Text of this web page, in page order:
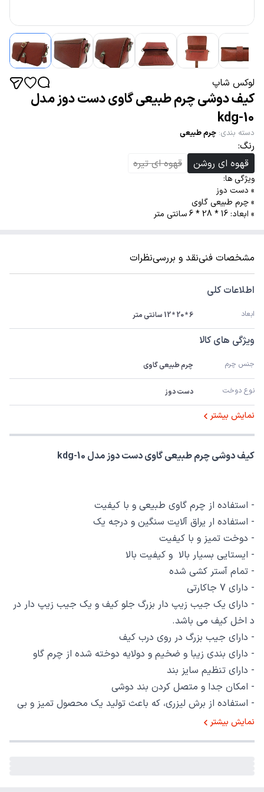
لوکس شاپ
کیف دوشی چرم طبیعی گاوی دست دوز مدل
kdg-10
دسته بندی: چرم طبیعی
رنگ:
قهوه ای روشن
قهوه ای تیره
ویژگی ها:
» دست دوز
» چرم طبیعی گاوی
» ابعاد: 16 * 28 * 6 سانتی متر
مشخصات فنینقد و بررسینظرات
اطلاعات کلی
ابعاد 6 * 20 * 12 سانتی متر
ویژگی های کالا
جنس چرم چرم طبیعی گاوی
نوع دوخت دست دوز
نمایش بیشتر
کیف دوشی چرم طبیعی گاوی دست دوز مدل kdg-10
- استفاده از چرم گاوی طبیعی و با کیفیت
- استفاده ار یراق آلایت سنگین و درجه یک
- دوخت تمیز و با کیفیت
- ایستایی بسیار بالا و کیفیت بالا
- تمام آستر کشی شده
- دارای 7 جاکارتی
- دارای یک جیب زیپ دار بزرگ جلو کیف و یک جیب زیپ دار در
د اخل کیف می باشد.
- دارای جیب بزرگ در روی درب کیف
- دارای بندی زیبا و ضخیم و دولایه دوخته شده از چرم گاو
- دارای تنظیم سایز بند
- امکان جدا و متصل کردن بند دوشی
- استفاده از برش لیزری، که باعث تولید یک محصول تمیز و بی
نقص می شود.
- زیبایی و اصالت این محصول در عکس و توضیحات نمی گنجد.
نمایش بیشتر